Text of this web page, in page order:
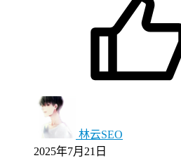
林云SEO
2025年7月21日